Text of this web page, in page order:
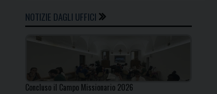
NOTIZIE DAGLI UFFICI
Concluso il Campo Missionario 2026